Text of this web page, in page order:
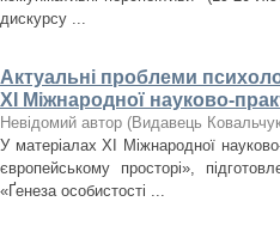
дискурсу ...
Актуальні проблеми
XІ Міжнародної науково-
Невідомий автор (Видавець
У матеріалах XІ Міжнародної
європейському просторі»,
«Ґенеза особистості ...